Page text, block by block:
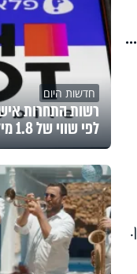
חדשות היום
רשות התחרות
לפי שווי של 1.8 מיליארד שקל